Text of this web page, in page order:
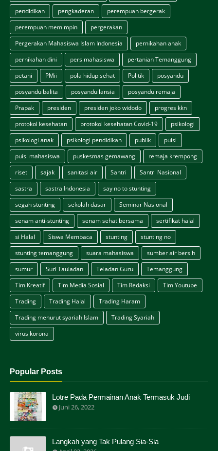
pendidikan
pengkaderan
perempuan bergerak
perempuan memimpin
pergerakan
Pergerakan Mahasiswa Islam Indonesia
pernikahan anak
pernikahan dini
pers mahasiswa
pertanian Temanggung
petani
PMii pola hidup sehat Politik
posyandu
posyandu balita
posyandu lansia
posyandu remaja
Prapak
presiden presiden joko widodo
progres kkn
protokol kesehatan
protokol kesehatan Covid-19
psikologi
psikologi anak
psikologi pendidikan publik
puisi
puisi mahasiswa
puskesmas gemawang
remaja krempong
riset
sajak sanitasi air Santri
Santri Nasional
sastra
sastra Indonesia
say no to stunting
segah stunting
sekolah dasar
Seminar Nasional
senam anti-stunting
senam sehat bersama
sertifikat halal
si Halal
Siswa Membaca stunting
stunting no
stunting temanggung
suara mahasiswa
sumber air bersih
sumur
Suri Tauladan Teladan Guru
Temanggung
Tim Kreatif
Tim Media Sosial Tim Redaksi
Tim Youtube
Trading
Trading Halal
Trading Haram
Trading menurut syariah Islam
Trading Syariah
virus korona
Popular Posts
Lotre Pada Permainan Anak Termasuk Judi
Juni 26, 2022
Langkah yang Tak Pulang Sia-Sia